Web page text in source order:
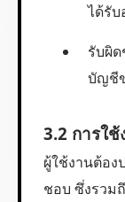
ได้รั
รับผิ
บัญชี
3.2 การใ
ผู้ใช้งานต้อ
ชอบ ซึ่งรวม